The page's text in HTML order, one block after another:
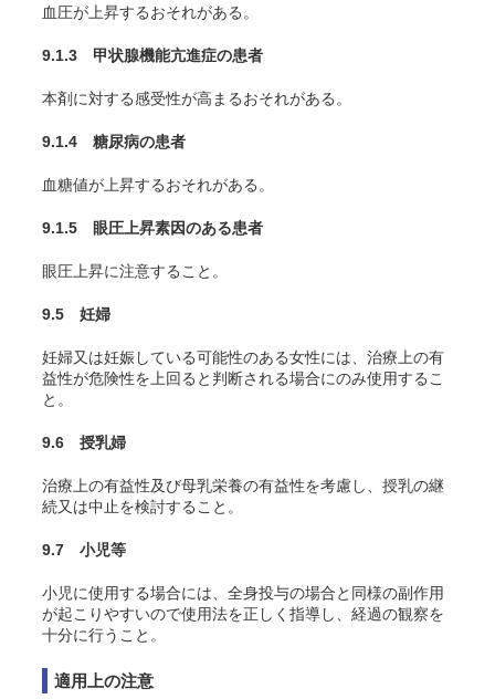
血圧が上昇するおそれがある。
9.1.3 甲状腺機能亢進症の患者
本剤に対する感受性が高まるおそれがある。
9.1.4 糖尿病の患者
血糖値が上昇するおそれがある。
9.1.5 眼圧上昇素因のある患者
眼圧上昇に注意すること。
9.5 妊婦
妊婦又は妊娠している可能性のある女性には、治療上の有
益性が危険性を上回ると判断される場合にのみ使用するこ
と。
9.6 授乳婦
治療上の有益性及び母乳栄養の有益性を考慮し、授乳の継
続又は中止を検討すること。
9.7 小児等
小児に使用する場合には、全身投与の場合と同様の副作用
が起こりやすいので使用法を正しく指導し、経過の観察を
十分に行うこと。
適用上の注意